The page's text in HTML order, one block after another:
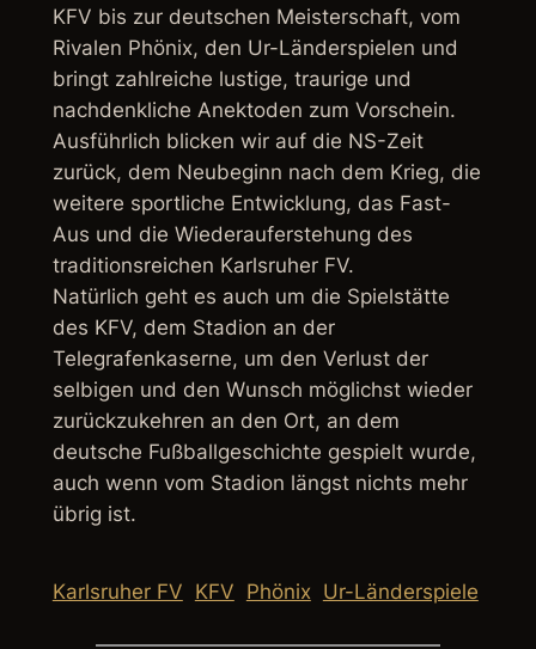
KFV bis zur deutschen Meisterschaft, vom
Rivalen Phönix, den Ur-Länderspielen und
bringt zahlreiche lustige, traurige und
nachdenkliche Anektoden zum Vorschein.
Ausführlich blicken wir auf die NS-Zeit
zurück, dem Neubeginn nach dem Krieg, die
weitere sportliche Entwicklung, das Fast-
Aus und die Wiederauferstehung des
traditionsreichen Karlsruher FV.
Natürlich geht es auch um die Spielstätte
des KFV, dem Stadion an der
Telegrafenkaserne, um den Verlust der
selbigen und den Wunsch möglichst wieder
zurückzukehren an den Ort, an dem
deutsche Fußballgeschichte gespielt wurde,
auch wenn vom Stadion längst nichts mehr
übrig ist.
Karlsruher FV KFV Phönix Ur-Länderspiele